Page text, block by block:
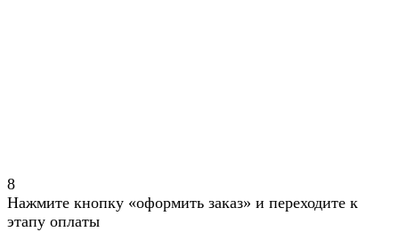
8
Нажмите кнопку «оформить заказ» и переходите к
этапу оплаты